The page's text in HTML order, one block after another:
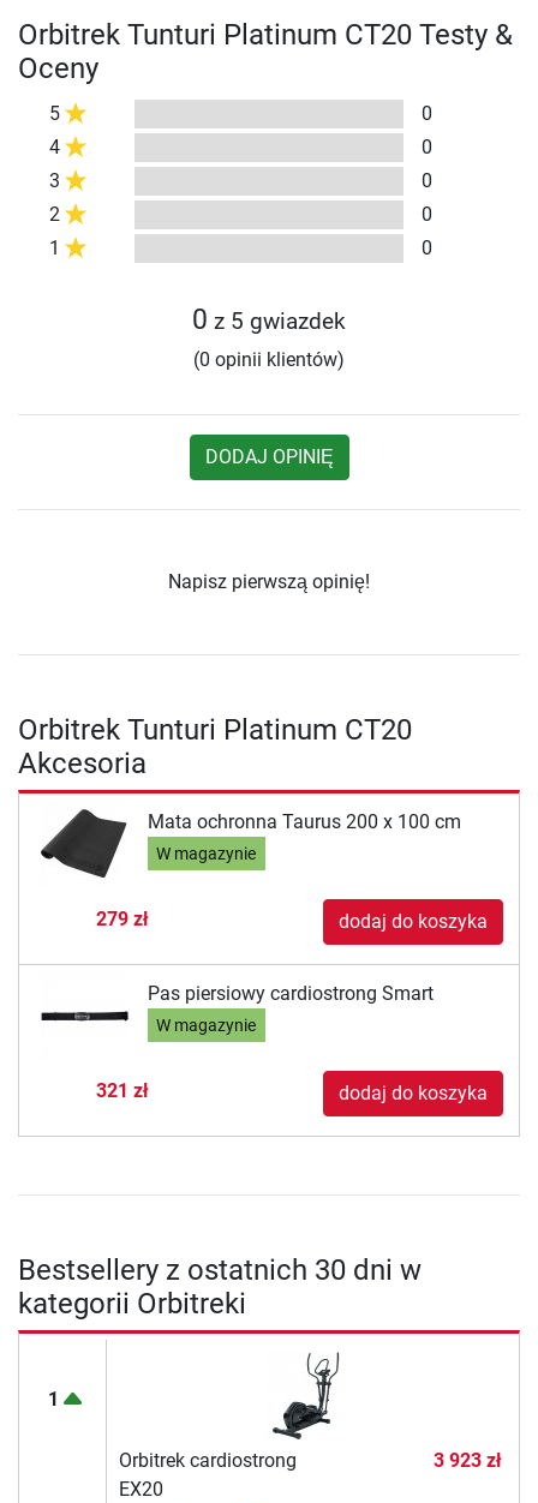
Orbitrek Tunturi Platinum CT20 Testy &
Oceny
5
0
4
0
3
0
2
0
1
0
0 z 5 gwiazdek
(0 opinii klientów)
DODAJ OPINIĘ
Napisz pierwszą opinię!
Orbitrek Tunturi Platinum CT20
Akcesoria
Mata ochronna Taurus 200 x 100 cm
W magazynie
279 zł dodaj do koszyka
Pas piersiowy cardiostrong Smart
W magazynie
321 zł dodaj do koszyka
Bestsellery z ostatnich 30 dni w
kategorii Orbitreki
1
Orbitrek cardiostrong
EX20
3 923 zł